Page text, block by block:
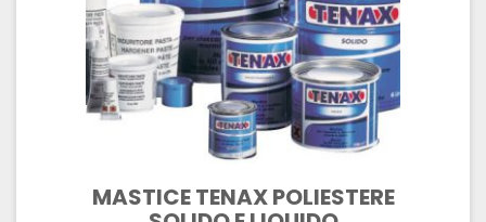
MASTICE TENAX POLIESTERE